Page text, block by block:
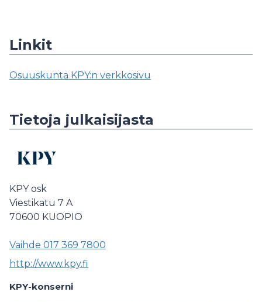
Linkit
Osuuskunta KPY:n verkkosivu
Tietoja julkaisijasta
KPY osk
Viestikatu 7 A
70600 KUOPIO
Vaihde 017 369 7800
http://www.kpy.fi
KPY-konserni